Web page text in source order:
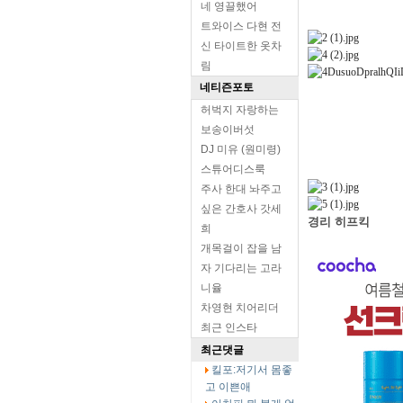
네 영끌했어
트와이스 다현 전
신 타이트한 옷차
림
네티즌포토
허벅지 자랑하는
보송이버섯
DJ 미유 (원미령)
스튜어디스룩
주사 한대 놔주고
싶은 간호사 갓세
희
개목걸이 잡을 남
자 기다리는 고라
니율
차영현 치어리더
최근 인스타
최근댓글
킬포:저기서 몸좋
고 이쁜애
경리 히프킥